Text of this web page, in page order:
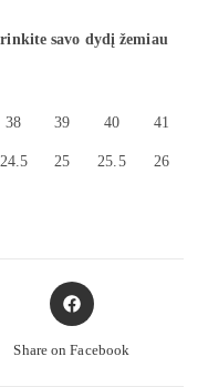
savo dydį žemiau
38 39 40 41
24.5 25 25.5 26
Share on Facebook